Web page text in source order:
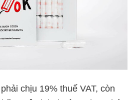
chịu 19% thuế VAT, còn